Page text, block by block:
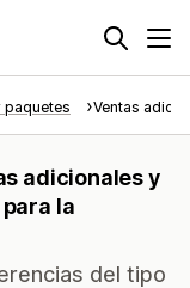
paquetes Ventas
adicionales y
la
del tipo